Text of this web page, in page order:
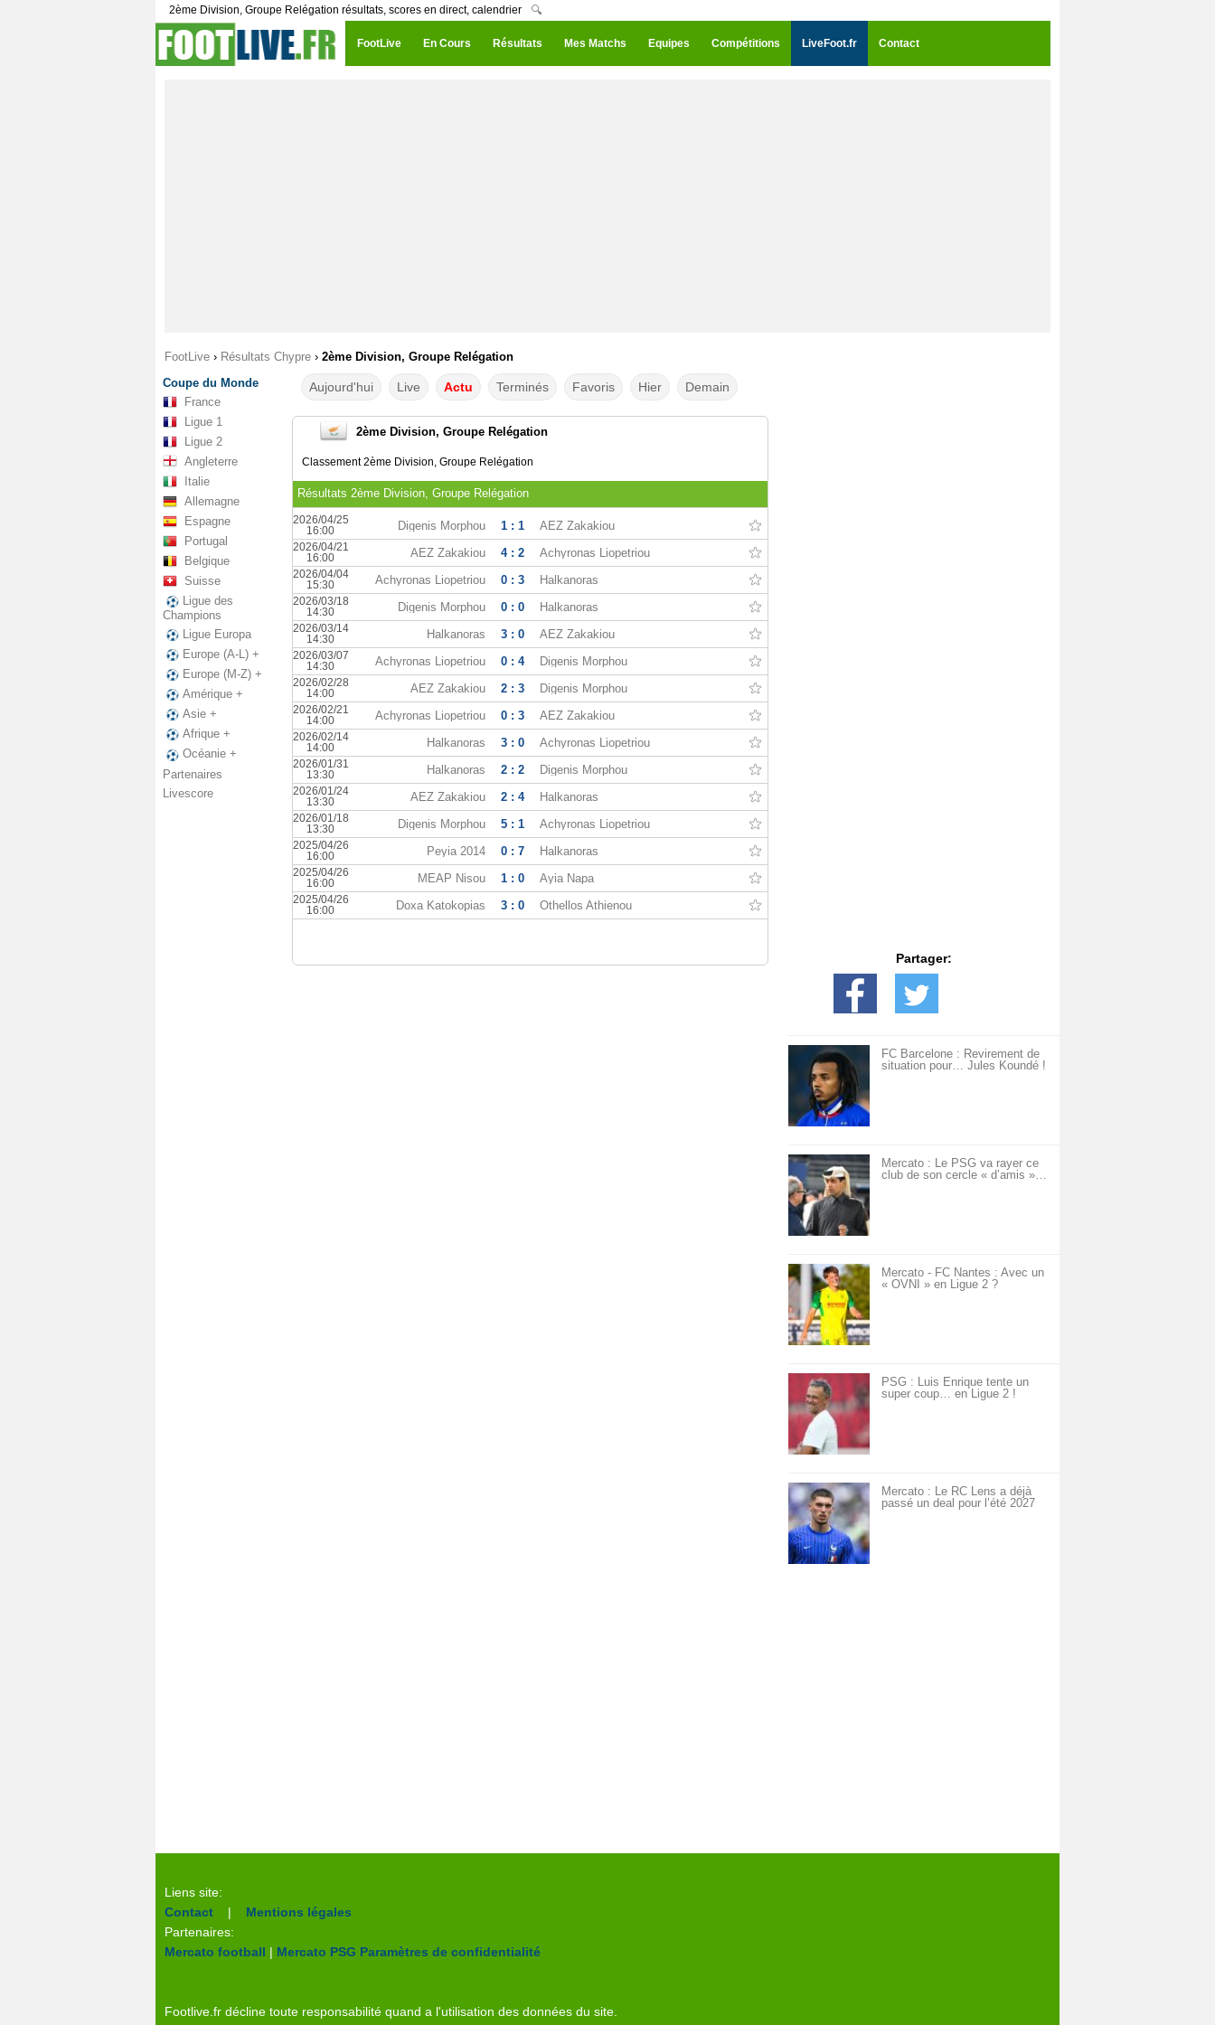
2ème Division, Groupe Relégation résultats, scores en direct, calendrier 🔍
FootLive En Cours Résultats Mes Matchs Equipes Compétitions LiveFoot.fr Contact
FootLive › Résultats Chypre › 2ème Division, Groupe Relégation
Coupe du Monde
France
Ligue 1
Ligue 2
Angleterre
Italie
Allemagne
Espagne
Portugal
Belgique
Suisse
Ligue des
Champions
Ligue Europa
Europe (A-L) +
Europe (M-Z) +
Amérique +
Asie +
Afrique +
Océanie +
Partenaires
Livescore
Aujourd'hui Live Actu Terminés Favoris Hier Demain
2ème Division, Groupe Relégation
Classement 2ème Division, Groupe Relégation
Résultats 2ème Division, Groupe Relégation
2026/04/25
16:00
Digenis Morphou 1 : 1 AEZ Zakakiou
2026/04/21
16:00
AEZ Zakakiou 4 : 2 Achyronas Liopetriou
2026/04/04
15:30
Achyronas Liopetriou 0 : 3 Halkanoras
2026/03/18
14:30
Digenis Morphou 0 : 0 Halkanoras
2026/03/14
14:30
Halkanoras 3 : 0 AEZ Zakakiou
2026/03/07
14:30
Achyronas Liopetriou 0 : 4 Digenis Morphou
2026/02/28
14:00
AEZ Zakakiou 2 : 3 Digenis Morphou
2026/02/21
14:00
Achyronas Liopetriou 0 : 3 AEZ Zakakiou
2026/02/14
14:00
Halkanoras 3 : 0 Achyronas Liopetriou
2026/01/31
13:30
Halkanoras 2 : 2 Digenis Morphou
2026/01/24
13:30
AEZ Zakakiou 2 : 4 Halkanoras
2026/01/18
13:30
Digenis Morphou 5 : 1 Achyronas Liopetriou
2025/04/26
16:00
Peyia 2014 0 : 7 Halkanoras
2025/04/26
16:00
MEAP Nisou 1 : 0 Ayia Napa
2025/04/26
16:00
Doxa Katokopias 3 : 0 Othellos Athienou
Partager:
FC Barcelone : Revirement de
situation pour… Jules Koundé !
Mercato : Le PSG va rayer ce
club de son cercle « d’amis »…
Mercato - FC Nantes : Avec un
« OVNI » en Ligue 2 ?
PSG : Luis Enrique tente un
super coup… en Ligue 2 !
Mercato : Le RC Lens a déjà
passé un deal pour l’été 2027
Liens site:
Contact | Mentions légales
Partenaires:
Mercato football | Mercato PSG Paramètres de confidentialité
Footlive.fr décline toute responsabilité quand a l'utilisation des données du site.